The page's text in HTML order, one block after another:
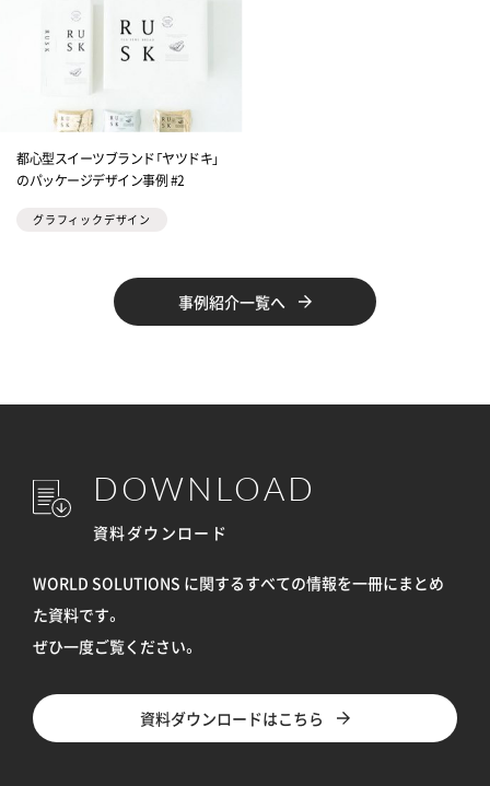
都心型スイーツブランド「ヤツドキ」
のパッケージデザイン事例 #2
グラフィックデザイン
事例紹介一覧へ
DOWNLOAD
資料ダウンロード
WORLD SOLUTIONS に関するすべての情報を一冊にまとめ
た資料です。
ぜひ一度ご覧ください。
資料ダウンロードはこちら